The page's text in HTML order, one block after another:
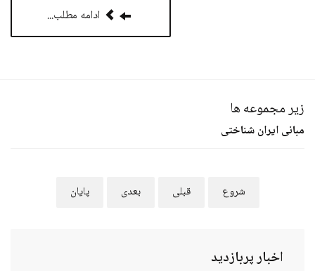
ادامه مطلب...
زیر مجموعه ها
مبانی ایران شناختی
شروع قبلی بعدی پایان
اخبارپربازدید